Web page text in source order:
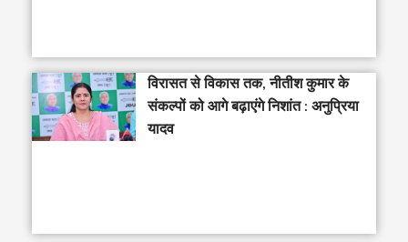
विरासत से विकास तक, नीतीश कुमार के
संकल्पों को आगे बढ़ाएंगे निशांत : अनुप्रिया
यादव